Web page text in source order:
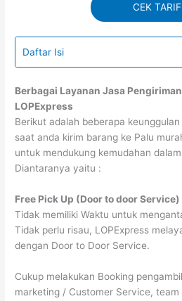
CEK TARIF
Daftar Isi
Berbagai Layanan Jasa
LOPExpress
Berikut adalah beberapa
saat anda kirim barang ke Palu
untuk mendukung kemudahan
Diantaranya yaitu :
Free Pick Up (Door to door Service)
Tidak memiliki Waktu untuk
Tidak perlu risau, LOPExpress
dengan Door to Door Service.
Cukup melakukan Booking
marketing / Customer Service,